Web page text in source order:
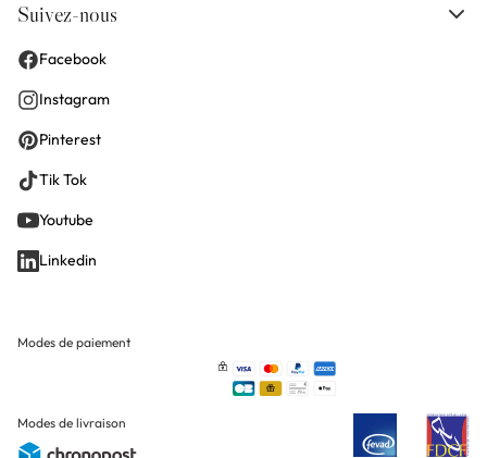
Suivez-nous
Facebook
Instagram
Pinterest
Tik Tok
Youtube
Linkedin
Modes de paiement
Modes de livraison